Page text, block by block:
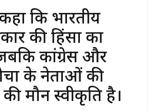
कि भारतीय
की हिंसा का
कांग्रेस और
के नेताओं की
मौन स्वीकृति है।